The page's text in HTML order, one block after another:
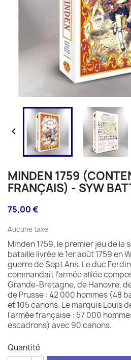

MINDEN 1759
FRANÇAIS) - SYW
75,00 €
Aucune taxe
Minden 1759, le premier jeu de la
bataille livrée le 1er août 1759 en
guerre de Sept Ans. Le duc
commandait l'armée alliée
Grande-Bretagne, de Hanovre,
de Prusse : 42 000 hommes (48
et 105 canons. Le marquis Louis
l'armée française : 57 000
escadrons) avec 90 canons.
Quantité